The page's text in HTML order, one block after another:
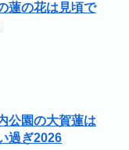
蓮の花は見頃で
公園の大賀蓮は
過ぎ2026